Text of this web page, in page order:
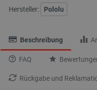
Hersteller: Pololu
Beschreibung
FAQ
Rückgabe und